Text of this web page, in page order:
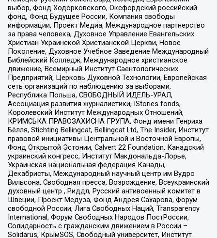
выбор, Фонд Ходорковского, Оксфордский российский
фонд, Фонд Будущее России, Компания свободы
информации, Проект Медиа, Международное партнерство
за права человека, Духовное Управление Евангельских
Христиан Украинской Христианской Церкви, Новое
Поколение, Духовное Учебное Заведение Международный
Библейский Колледж, Международное христианское
движение, Всемирный Институт Саентологических
Предприятий, Церковь Духовной Технологии, Европейская
сеть организаций по наблюдению за выборами,
Республика Польша, СВОБОДНЫЙ ИДЕЛЬ-УРАЛ,
Ассоциация развития журналистики, IStories fonds,
Королевский Институт Международных Отношений,
КРИМСЬКА ПРАВОЗАХИСНА ГРУПА, Фонд имени Генриха
Бёлля, Stichting Bellingcat, Bellingcat Ltd, The Insider, Институт
правовой инициативы Центральной и Восточной Европы,
Фонд Открытой Эстонии, Calvert 22 Foundation, Канадский
украинский конгресс, Институт Макдональда-Лорье,
Украинская национальная федерация Канады,
Декабристы, Международный научный центр им Вудро
Вильсона, Свободная пресса, Возрождение, Всеукраинский
духовный центр , Риддл, Русский антивоенный комитет в
Швеции, Проект Медуза, Фонд Андрея Сахарова, Форум
свободной России, Лига Свободных Наций, Transparеncy
International, Форум Свободных Народов ПостРоссии,
Солидарность с гражданским движением в России –
Solidarus, КрымSOS, Свободный университет, Институт